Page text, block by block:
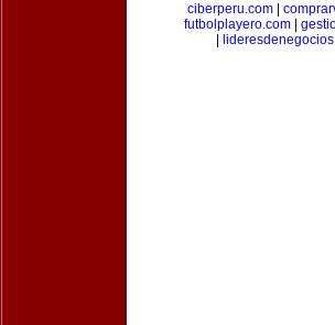
ciberperu.com
futbolplayero.com|